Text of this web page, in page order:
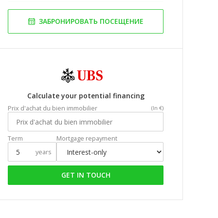
ЗАБРОНИРОВАТЬ ПОСЕЩЕНИЕ
Calculate your potential financing
Prix d'achat du bien immobilier (In €)
Term
years
Mortgage repayment
GET IN TOUCH